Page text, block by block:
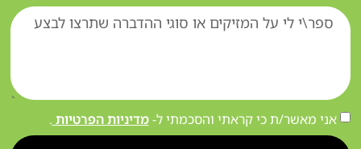
אני מאשר/ת כי קראתי והסכמתי ל-מדיניות הפרטיות .